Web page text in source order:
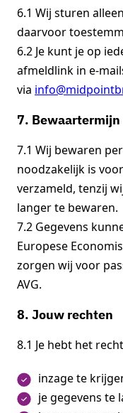
6.1 Wij sturen
daarvoor
6.2 Je kunt je op
afmeldlink in e-
via
7. Bewaartermijn
7.1 Wij bewaren
noodzakelijk is
verzameld, tenzij
langer te bewaren.
7.2 Gegevens
Europese
zorgen wij voor
AVG.
8. Jouw rechten
8.1 Je hebt het
inzage te
je gegevens te